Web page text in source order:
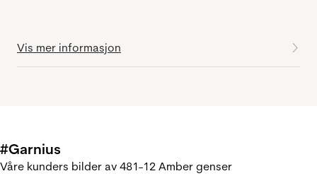
Vis mer informasjon
#Garnius
Våre kunders bilder av 481-12 Amber genser